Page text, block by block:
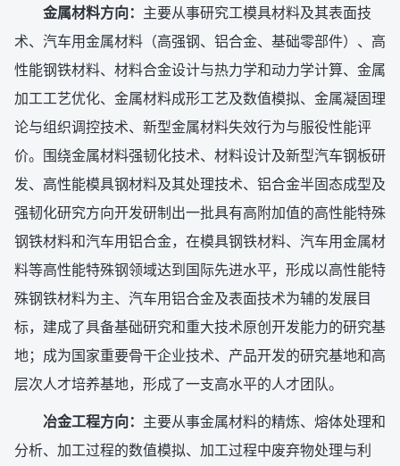
金属材料方向： 主要从事研究工模具材料及其表面技
术、汽车用金属材料（高强钢、铝合金、基础零部件）、高
性能钢铁材料、材料合金设计与热力学和动力学计算、金属
加工工艺优化、金属材料成形工艺及数值模拟、金属凝固理
论与组织调控技术、新型金属材料失效行为与服役性能评
价。围绕金属材料强韧化技术、材料设计及新型汽车钢板研
发、高性能模具钢材料及其处理技术、铝合金半固态成型及
强韧化研究方向开发研制出一批具有高附加值的高性能特殊
钢铁材料和汽车用铝合金，在模具钢铁材料、汽车用金属材
料等高性能特殊钢领域达到国际先进水平，形成以高性能特
殊钢铁材料为主、汽车用铝合金及表面技术为辅的发展目
标，建成了具备基础研究和重大技术原创开发能力的研究基
地；成为国家重要骨干企业技术、产品开发的研究基地和高
层次人才培养基地，形成了一支高水平的人才团队。
冶金工程方向： 主要从事金属材料的精炼、熔体处理和
分析、加工过程的数值模拟、加工过程中废弃物处理与利